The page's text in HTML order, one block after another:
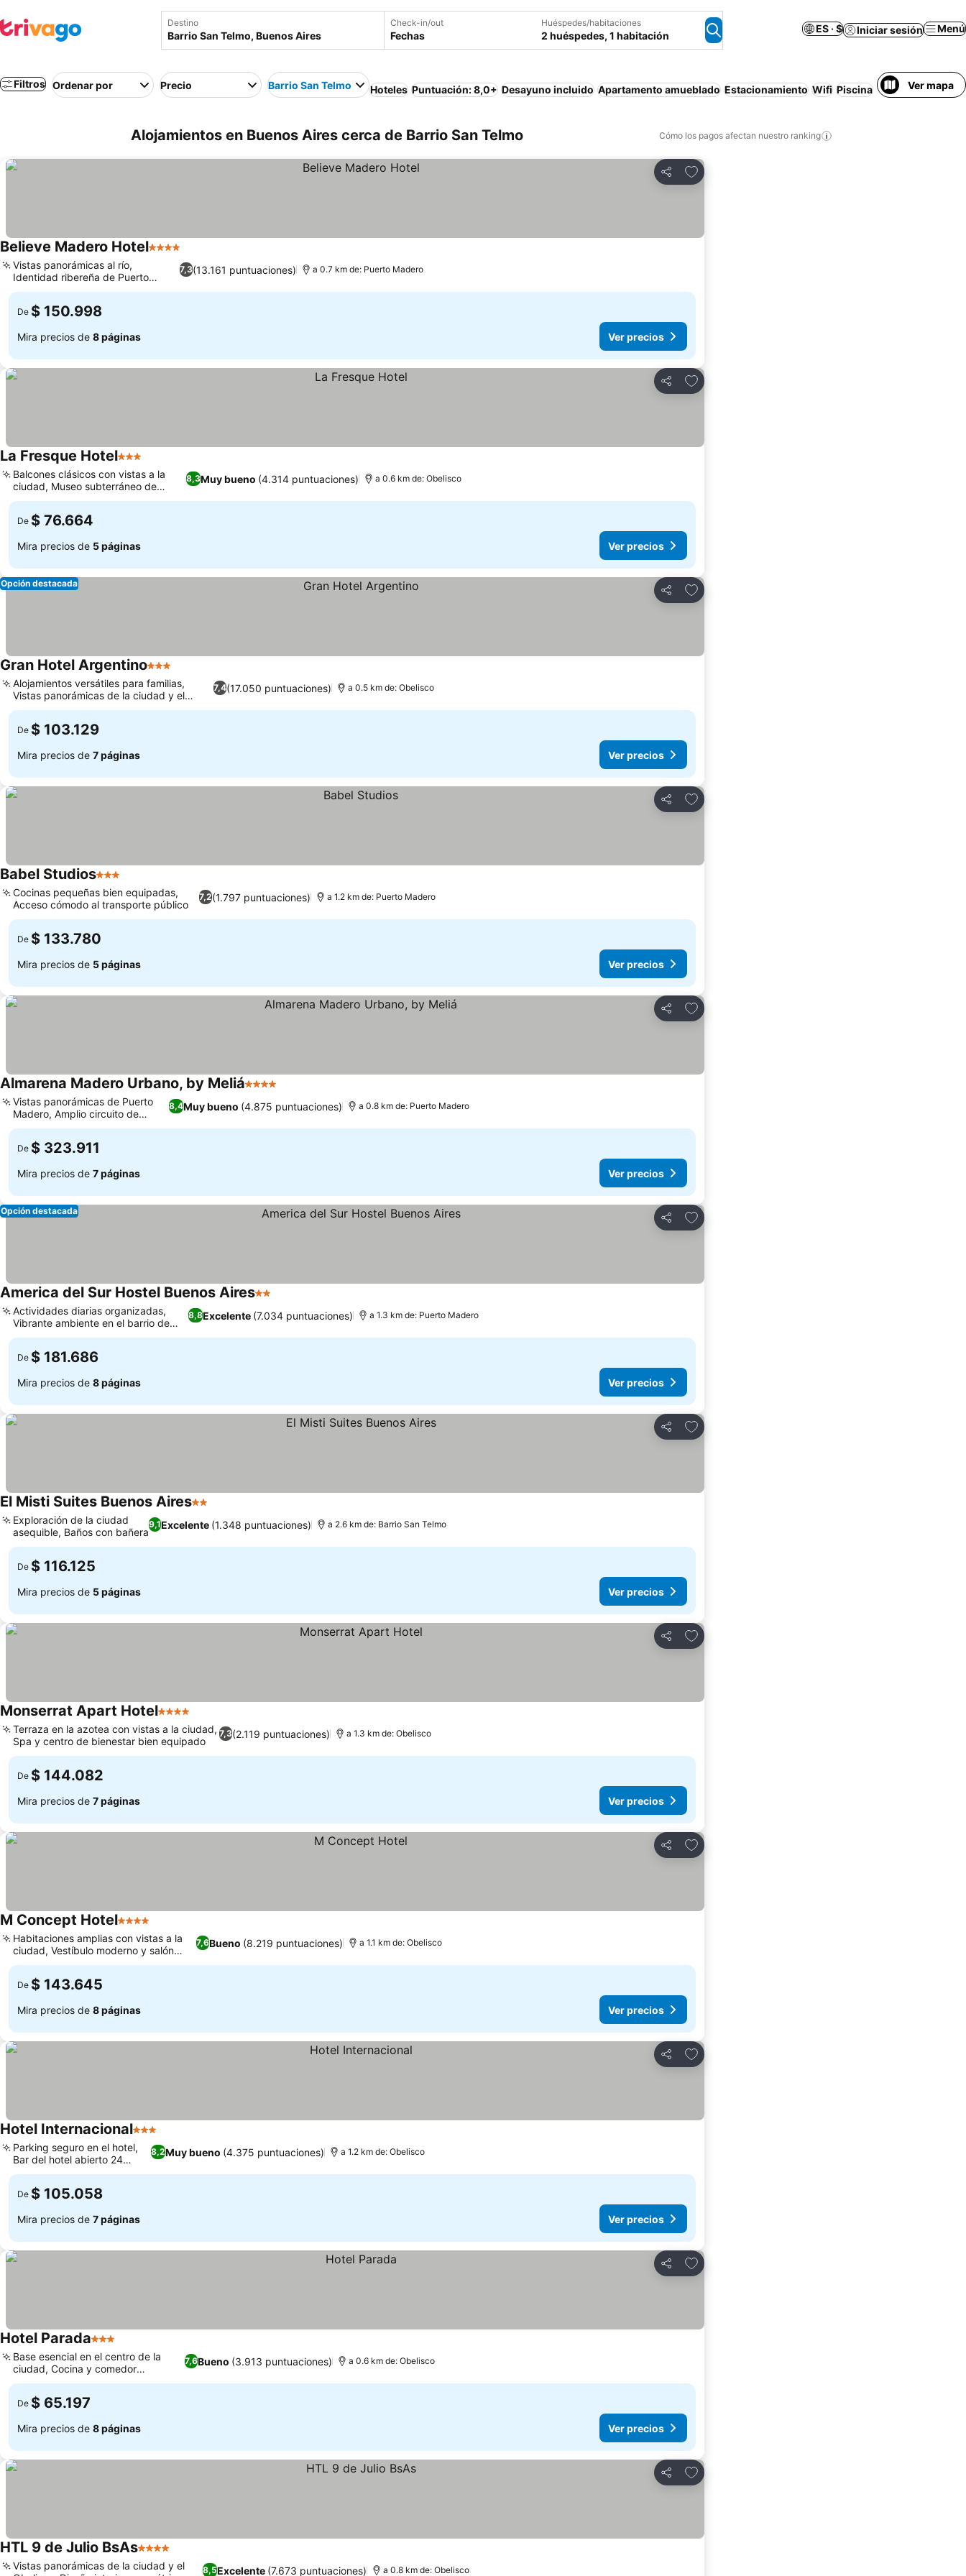
Destino Check-in/out
Fechas
Huéspedes/habitaciones
2 huéspedes, 1 habitación
ES · $ Iniciar sesión Menú
Filtros Ordenar por Precio Barrio San Telmo Hoteles Puntuación: 8,0+ Desayuno incluido Apartamento amueblado Estacionamiento Wifi Piscina Cancelación
Ver mapa
Alojamientos en Buenos Aires cerca de Barrio San Telmo Cómo los pagos afectan nuestro ranking
Compartir
Agregar a favoritos
Believe Madero Hotel4 Estrellas
7,3(13.161 puntuaciones)
Vistas panorámicas al río,
Identidad ribereña de Puerto
Madero
a 0.7 km de: Puerto Madero
De $ 150.998
Mira precios de 8 páginas Ver precios
Compartir
Agregar a favoritos
La Fresque Hotel3 Estrellas
8,3Muy bueno (4.314 puntuaciones)
Balcones clásicos con vistas a la
ciudad, Museo subterráneo de
antigüedades
a 0.6 km de: Obelisco
De $ 76.664
Mira precios de 5 páginas Ver precios
Compartir
Agregar a favoritos
Opción destacada
Gran Hotel Argentino3 Estrellas
7,4(17.050 puntuaciones)
Alojamientos versátiles para familias,
Vistas panorámicas de la ciudad y el
Obelisco
a 0.5 km de: Obelisco
De $ 103.129
Mira precios de 7 páginas Ver precios
Compartir
Agregar a favoritos
Babel Studios3 Estrellas
7,2(1.797 puntuaciones)
Cocinas pequeñas bien equipadas,
Acceso cómodo al transporte público
a 1.2 km de: Puerto Madero
De $ 133.780
Mira precios de 5 páginas Ver precios
Compartir
Agregar a favoritos
Almarena Madero Urbano, by Meliá4 Estrellas
8,4Muy bueno (4.875 puntuaciones)
Vistas panorámicas de Puerto
Madero, Amplio circuito de
bienestar
a 0.8 km de: Puerto Madero
De $ 323.911
Mira precios de 7 páginas Ver precios
Compartir
Agregar a favoritos
Opción destacada
America del Sur Hostel Buenos Aires2 Estrellas
8,8Excelente (7.034 puntuaciones)
Actividades diarias organizadas,
Vibrante ambiente en el barrio de
San Telmo
a 1.3 km de: Puerto Madero
De $ 181.686
Mira precios de 8 páginas Ver precios
Compartir
Agregar a favoritos
El Misti Suites Buenos Aires2 Estrellas
9,1Excelente (1.348 puntuaciones)
Exploración de la ciudad
asequible, Baños con bañera
a 2.6 km de: Barrio San Telmo
De $ 116.125
Mira precios de 5 páginas Ver precios
Compartir
Agregar a favoritos
Monserrat Apart Hotel4 Estrellas
7,3(2.119 puntuaciones)
Terraza en la azotea con vistas a la ciudad,
Spa y centro de bienestar bien equipado
a 1.3 km de: Obelisco
De $ 144.082
Mira precios de 7 páginas Ver precios
Compartir
Agregar a favoritos
M Concept Hotel4 Estrellas
7,6Bueno (8.219 puntuaciones)
Habitaciones amplias con vistas a la
ciudad, Vestíbulo moderno y salón
original
a 1.1 km de: Obelisco
De $ 143.645
Mira precios de 8 páginas Ver precios
Compartir
Agregar a favoritos
Hotel Internacional3 Estrellas
8,2Muy bueno (4.375 puntuaciones)
Parking seguro en el hotel,
Bar del hotel abierto 24
horas
a 1.2 km de: Obelisco
De $ 105.058
Mira precios de 7 páginas Ver precios
Compartir
Agregar a favoritos
Hotel Parada3 Estrellas
7,6Bueno (3.913 puntuaciones)
Base esencial en el centro de la
ciudad, Cocina y comedor
compartidos
a 0.6 km de: Obelisco
De $ 65.197
Mira precios de 8 páginas Ver precios
Compartir
Agregar a favoritos
HTL 9 de Julio BsAs4 Estrellas
8,5Excelente (7.673 puntuaciones)
Vistas panorámicas de la ciudad y el
a 0.8 km de: Obelisco